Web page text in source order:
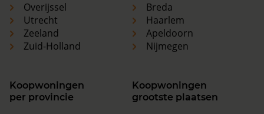
Overijssel
Utrecht
Zeeland
Zuid-Holland
Breda
Haarlem
Apeldoorn
Nijmegen
Koopwoningen
per provincie
Koopwoningen
grootste plaatsen